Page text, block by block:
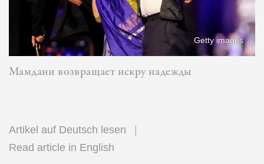
Getty images
Мамдани возвращает искру надежды
Artikel auf Deutsch lesen
Read article in English